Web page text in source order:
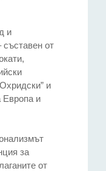
и
от
и
Европа и
за
от